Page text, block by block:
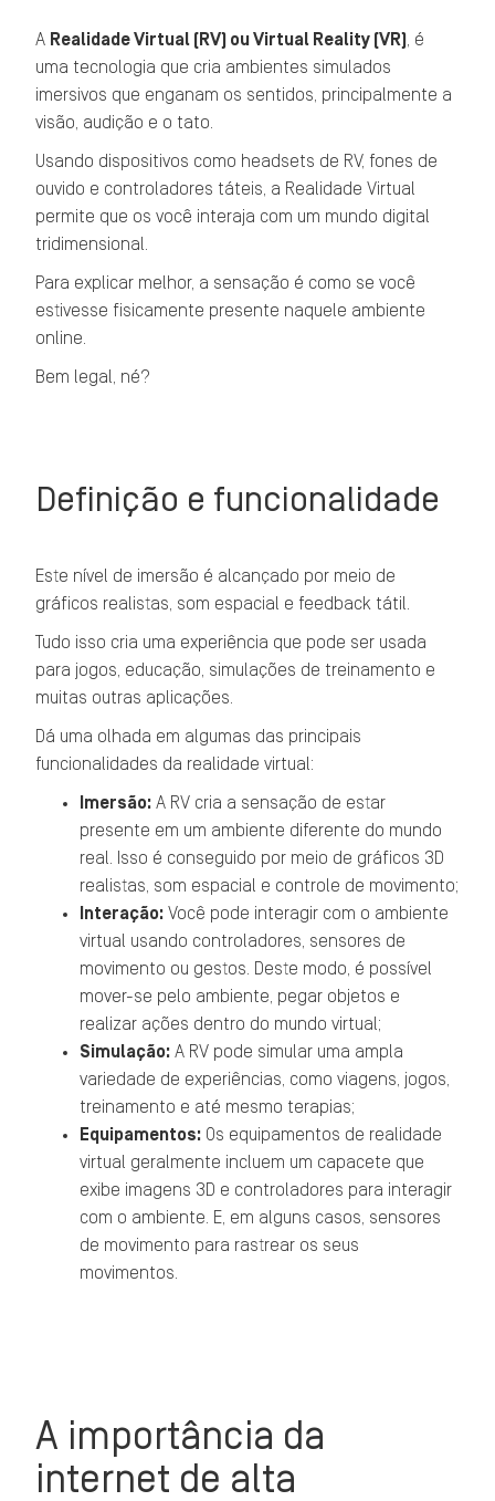
A Realidade Virtual (RV) ou Virtual Reality (VR)
, é
uma tecnologia que cria ambientes simulados
imersivos que enganam os sentidos, principalmente a
visão, audição e o tato.
Usando dispositivos como headsets de RV, fones de
ouvido e controladores táteis, a Realidade Virtual
permite que os você interaja com um mundo digital
tridimensional.
Para explicar melhor, a sensação é como se você
estivesse fisicamente presente naquele ambiente
online.
Bem legal, né?
Definição e funcionalidade
Este nível de imersão é alcançado por meio de
gráficos realistas, som espacial e feedback tátil.
Tudo isso cria uma experiência que pode ser usada
para jogos, educação, simulações de treinamento e
muitas outras aplicações.
Dá uma olhada em algumas das principais
funcionalidades da realidade virtual:
Imersão: A RV cria a sensação de estar
presente em um ambiente diferente do mundo
real. Isso é conseguido por meio de gráficos 3D
realistas, som espacial e controle de movimento;
Interação: Você pode interagir com o ambiente
virtual usando controladores, sensores de
movimento ou gestos. Deste modo, é possível
mover-se pelo ambiente, pegar objetos e
realizar ações dentro do mundo virtual;
Simulação: A RV pode simular uma ampla
variedade de experiências, como viagens, jogos,
treinamento e até mesmo terapias;
Equipamentos: Os equipamentos de realidade
virtual geralmente incluem um capacete que
exibe imagens 3D e controladores para interagir
com o ambiente. E, em alguns casos, sensores
de movimento para rastrear os seus
movimentos.
A importância da
internet de alta